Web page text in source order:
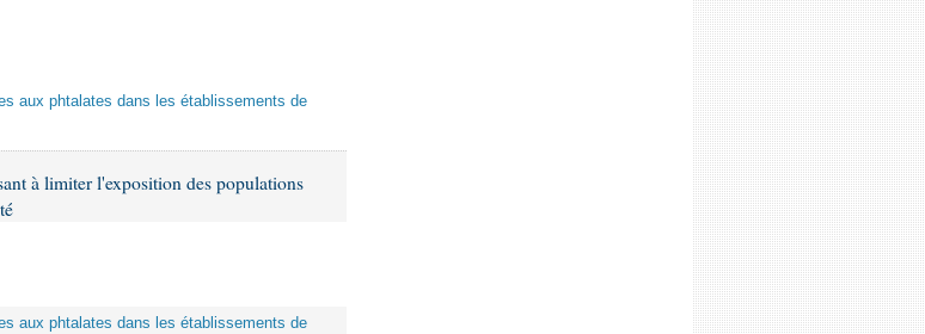
aux phtalates dans les établissements de
à limiter l'exposition des populations
aux phtalates dans les établissements de